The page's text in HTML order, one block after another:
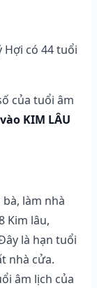
Hợi có 44 tuổi
của tuổi âm
KIM LÂU
làm nhà
Kim lâu,
là hạn tuổi
nhà cửa.
âm lịch của